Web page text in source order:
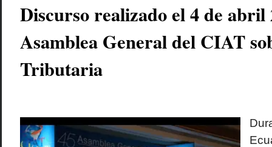
Discurso realizado el 4 de abril
Asamblea General del CIAT
Tributaria